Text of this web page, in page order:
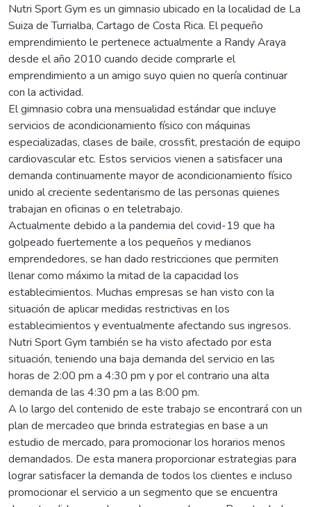
Nutri Sport Gym es un gimnasio ubicado en la localidad de La
Suiza de Turrialba, Cartago de Costa Rica. El pequeño
emprendimiento le pertenece actualmente a Randy Araya
desde el año 2010 cuando decide comprarle el
emprendimiento a un amigo suyo quien no quería continuar
con la actividad.
El gimnasio cobra una mensualidad estándar que incluye
servicios de acondicionamiento físico con máquinas
especializadas, clases de baile, crossfit, prestación de equipo
cardiovascular etc. Estos servicios vienen a satisfacer una
demanda continuamente mayor de acondicionamiento físico
unido al creciente sedentarismo de las personas quienes
trabajan en oficinas o en teletrabajo.
Actualmente debido a la pandemia del covid-19 que ha
golpeado fuertemente a los pequeños y medianos
emprendedores, se han dado restricciones que permiten
llenar como máximo la mitad de la capacidad los
establecimientos. Muchas empresas se han visto con la
situación de aplicar medidas restrictivas en los
establecimientos y eventualmente afectando sus ingresos.
Nutri Sport Gym también se ha visto afectado por esta
situación, teniendo una baja demanda del servicio en las
horas de 2:00 pm a 4:30 pm y por el contrario una alta
demanda de las 4:30 pm a las 8:00 pm.
A lo largo del contenido de este trabajo se encontrará con un
plan de mercadeo que brinda estrategias en base a un
estudio de mercado, para promocionar los horarios menos
demandados. De esta manera proporcionar estrategias para
lograr satisfacer la demanda de todos los clientes e incluso
promocionar el servicio a un segmento que se encuentra